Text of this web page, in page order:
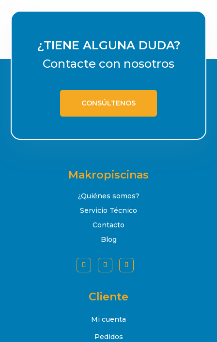
¿TIENE ALGUNA DUDA?
Contacte con nosotros
CONSÚLTENOS
Makropiscinas
¿Quiénes somos?
Servicio Técnico
Contacto
Blog
Cliente
Mi cuenta
Pedidos